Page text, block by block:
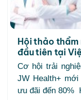
Hội thảo thẩm
đầu tiên tại
Cơ hội trải
JW Health+
ưu đãi đến 80%